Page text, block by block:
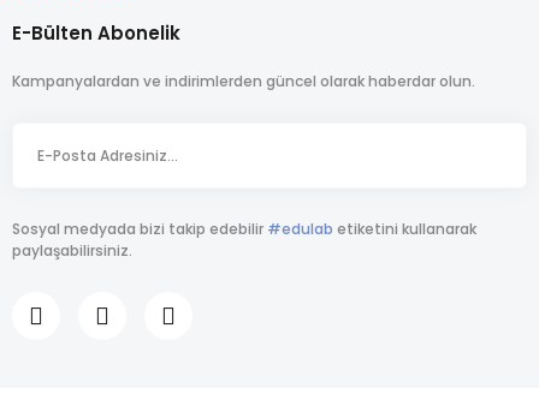
E-Bülten Abonelik
Kampanyalardan ve indirimlerden güncel olarak haberdar olun.
Sosyal medyada bizi takip edebilir #edulab etiketini kullanarak
paylaşabilirsiniz.